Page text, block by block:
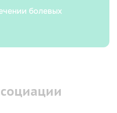
болевых